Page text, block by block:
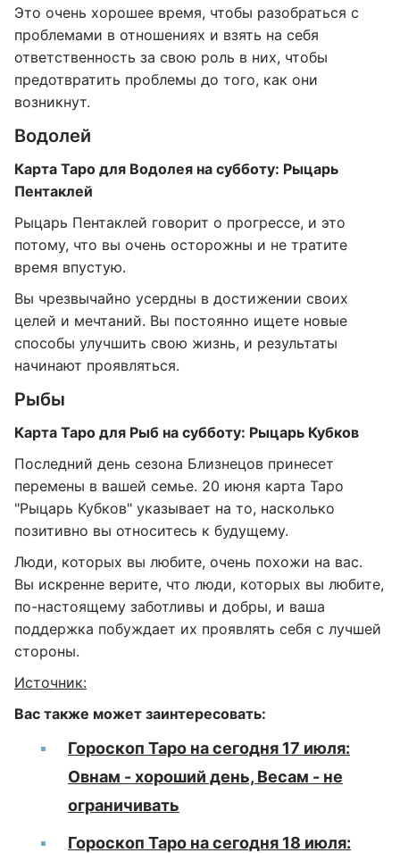
Это очень хорошее время, чтобы разобраться с
проблемами в отношениях и взять на себя
ответственность за свою роль в них, чтобы
предотвратить проблемы до того, как они
возникнут.
Водолей
Карта Таро для Водолея на субботу: Рыцарь
Пентаклей
Рыцарь Пентаклей говорит о прогрессе, и это
потому, что вы очень осторожны и не тратите
время впустую.
Вы чрезвычайно усердны в достижении своих
целей и мечтаний. Вы постоянно ищете новые
способы улучшить свою жизнь, и результаты
начинают проявляться.
Рыбы
Карта Таро для Рыб на субботу: Рыцарь Кубков
Последний день сезона Близнецов принесет
перемены в вашей семье. 20 июня карта Таро
"Рыцарь Кубков" указывает на то, насколько
позитивно вы относитесь к будущему.
Люди, которых вы любите, очень похожи на вас.
Вы искренне верите, что люди, которых вы любите,
по-настоящему заботливы и добры, и ваша
поддержка побуждает их проявлять себя с лучшей
стороны.
Источник:
Вас также может заинтересовать:
Гороскоп Таро на сегодня 17 июля:
Овнам - хороший день, Весам - не
ограничивать
Гороскоп Таро на сегодня 18 июля: